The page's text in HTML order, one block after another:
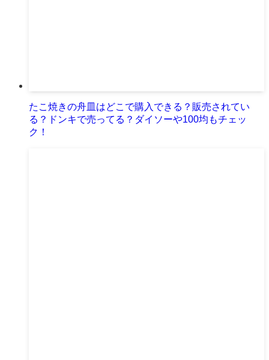
たこ焼きの舟皿はどこで購入できる？販売されてい
る？ドンキで売ってる？ダイソーや100均もチェッ
ク！